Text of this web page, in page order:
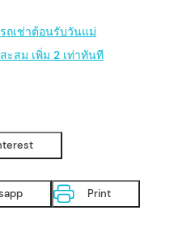
ถเช่าต้อนรับวันแม่
ะสม เพิ่ม 2 เท่าทันที
Print